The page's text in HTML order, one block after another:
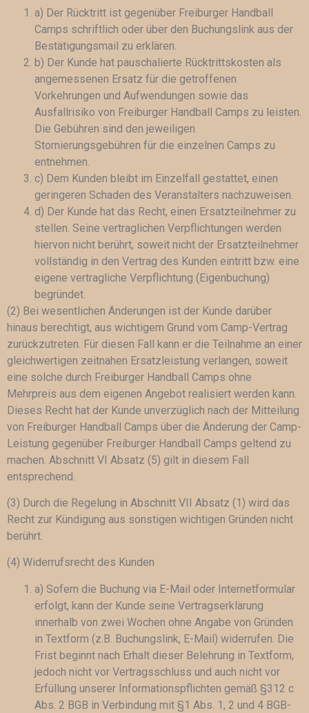
a) Der Rücktritt ist gegenüber Freiburger Handball
Camps schriftlich oder über den Buchungslink aus der
Bestätigungsmail zu erklären.
b) Der Kunde hat pauschalierte Rücktrittskosten als
angemessenen Ersatz für die getroffenen
Vorkehrungen und Aufwendungen sowie das
Ausfallrisiko von Freiburger Handball Camps zu leisten.
Die Gebühren sind den jeweiligen
Stornierungsgebühren für die einzelnen Camps zu
entnehmen.
c) Dem Kunden bleibt im Einzelfall gestattet, einen
geringeren Schaden des Veranstalters nachzuweisen.
d) Der Kunde hat das Recht, einen Ersatzteilnehmer zu
stellen. Seine vertraglichen Verpflichtungen werden
hiervon nicht berührt, soweit nicht der Ersatzteilnehmer
vollständig in den Vertrag des Kunden eintritt bzw. eine
eigene vertragliche Verpflichtung (Eigenbuchung)
begründet.
(2) Bei wesentlichen Änderungen ist der Kunde darüber
hinaus berechtigt, aus wichtigem Grund vom Camp-Vertrag
zurückzutreten. Für diesen Fall kann er die Teilnahme an einer
gleichwertigen zeitnahen Ersatzleistung verlangen, soweit
eine solche durch Freiburger Handball Camps ohne
Mehrpreis aus dem eigenen Angebot realisiert werden kann.
Dieses Recht hat der Kunde unverzüglich nach der Mitteilung
von Freiburger Handball Camps über die Änderung der Camp-
Leistung gegenüber Freiburger Handball Camps geltend zu
machen. Abschnitt VI Absatz (5) gilt in diesem Fall
entsprechend.
(3) Durch die Regelung in Abschnitt VII Absatz (1) wird das
Recht zur Kündigung aus sonstigen wichtigen Gründen nicht
berührt.
(4) Widerrufsrecht des Kunden
a) Sofern die Buchung via E-Mail oder Internetformular
erfolgt, kann der Kunde seine Vertragserklärung
innerhalb von zwei Wochen ohne Angabe von Gründen
in Textform (z.B. Buchungslink, E-Mail) widerrufen. Die
Frist beginnt nach Erhalt dieser Belehrung in Textform,
jedoch nicht vor Vertragsschluss und auch nicht vor
Erfüllung unserer Informationspflichten gemäß §312 c
Abs. 2 BGB in Verbindung mit §1 Abs. 1, 2 und 4 BGB-